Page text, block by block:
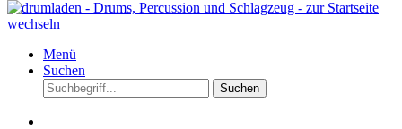
Menü
Suchen
Suchen